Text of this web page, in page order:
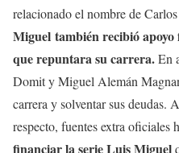
relacionado el nombre de
Miguel también recibió
que repuntara su carrera.En
Domit y Miguel Alemán
carrera y solventar sus deudas.
respecto, fuentes extra oficiales
financiar la serie Luis Miguel